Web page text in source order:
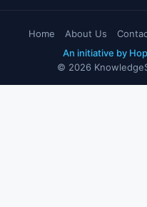
Home About Us
An initiative by
© 2026